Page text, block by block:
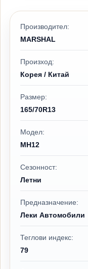
Производител:
MARSHAL
Произход:
Корея / Китай
Размер:
165/70R13
Модел:
MH12
Сезонност:
Летни
Предназначение:
Леки Автомобили
Теглови индекс:
79